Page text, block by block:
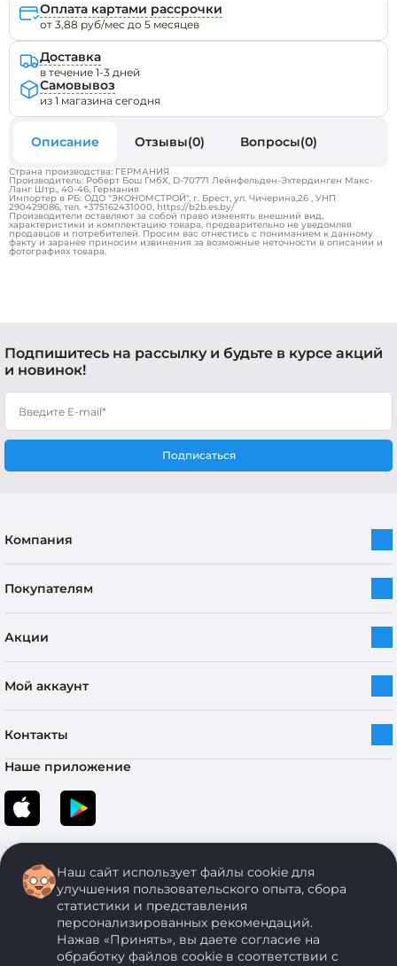
Описание Отзывы(0) Вопросы(0)
Страна производства: ГЕРМАНИЯ
Производитель: Роберт Бош ГмбХ, D-70771 Лейнфельден-Эхтердинген Макс-
Ланг Штр., 40-46, Германия
Импортер в РБ: ОДО "ЭКОНОМСТРОЙ", г. Брест, ул. Чичерина,26 , УНП
290429086, тел. +375162431000, https://b2b.es.by/
Производители оставляют за собой право изменять внешний вид,
характеристики и комплектацию товара, предварительно не уведомляя
продавцов и потребителей. Просим вас отнестись с пониманием к данному
факту и заранее приносим извинения за возможные неточности в описании и
фотографиях товара.
Оплата картами рассрочки
от 3,88 руб/мес до 5 месяцев
Доставка
в течение 1-3 дней
Самовывоз
из 1 магазина сегодня
Подпишитесь на рассылку и будьте в курсе акций
и новинок!
Подписаться
Компания
Покупателям
Акции
Мой аккаунт
Контакты
Наше приложение
Copyright © 2005-2026 ОДО “ЭКОНОМСТРОЙ”. Все права защищены.
Наш сайт использует файлы cookie для
улучшения пользовательского опыта, сбора
статистики и представления
персонализированных рекомендаций.
Нажав «Принять», вы даете согласие на
обработку файлов cookie в соответствии с